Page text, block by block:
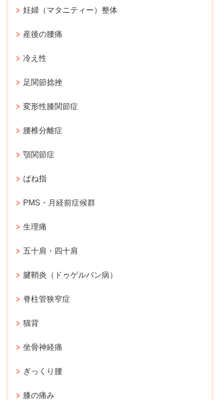
妊婦（マタニティー）整体
産後の腰痛
冷え性
足関節捻挫
変形性膝関節症
腰椎分離症
顎関節症
ばね指
PMS・月経前症候群
生理痛
五十肩・四十肩
腱鞘炎（ドゥゲルバン病）
脊柱管狭窄症
猫背
坐骨神経痛
ぎっくり腰
膝の痛み